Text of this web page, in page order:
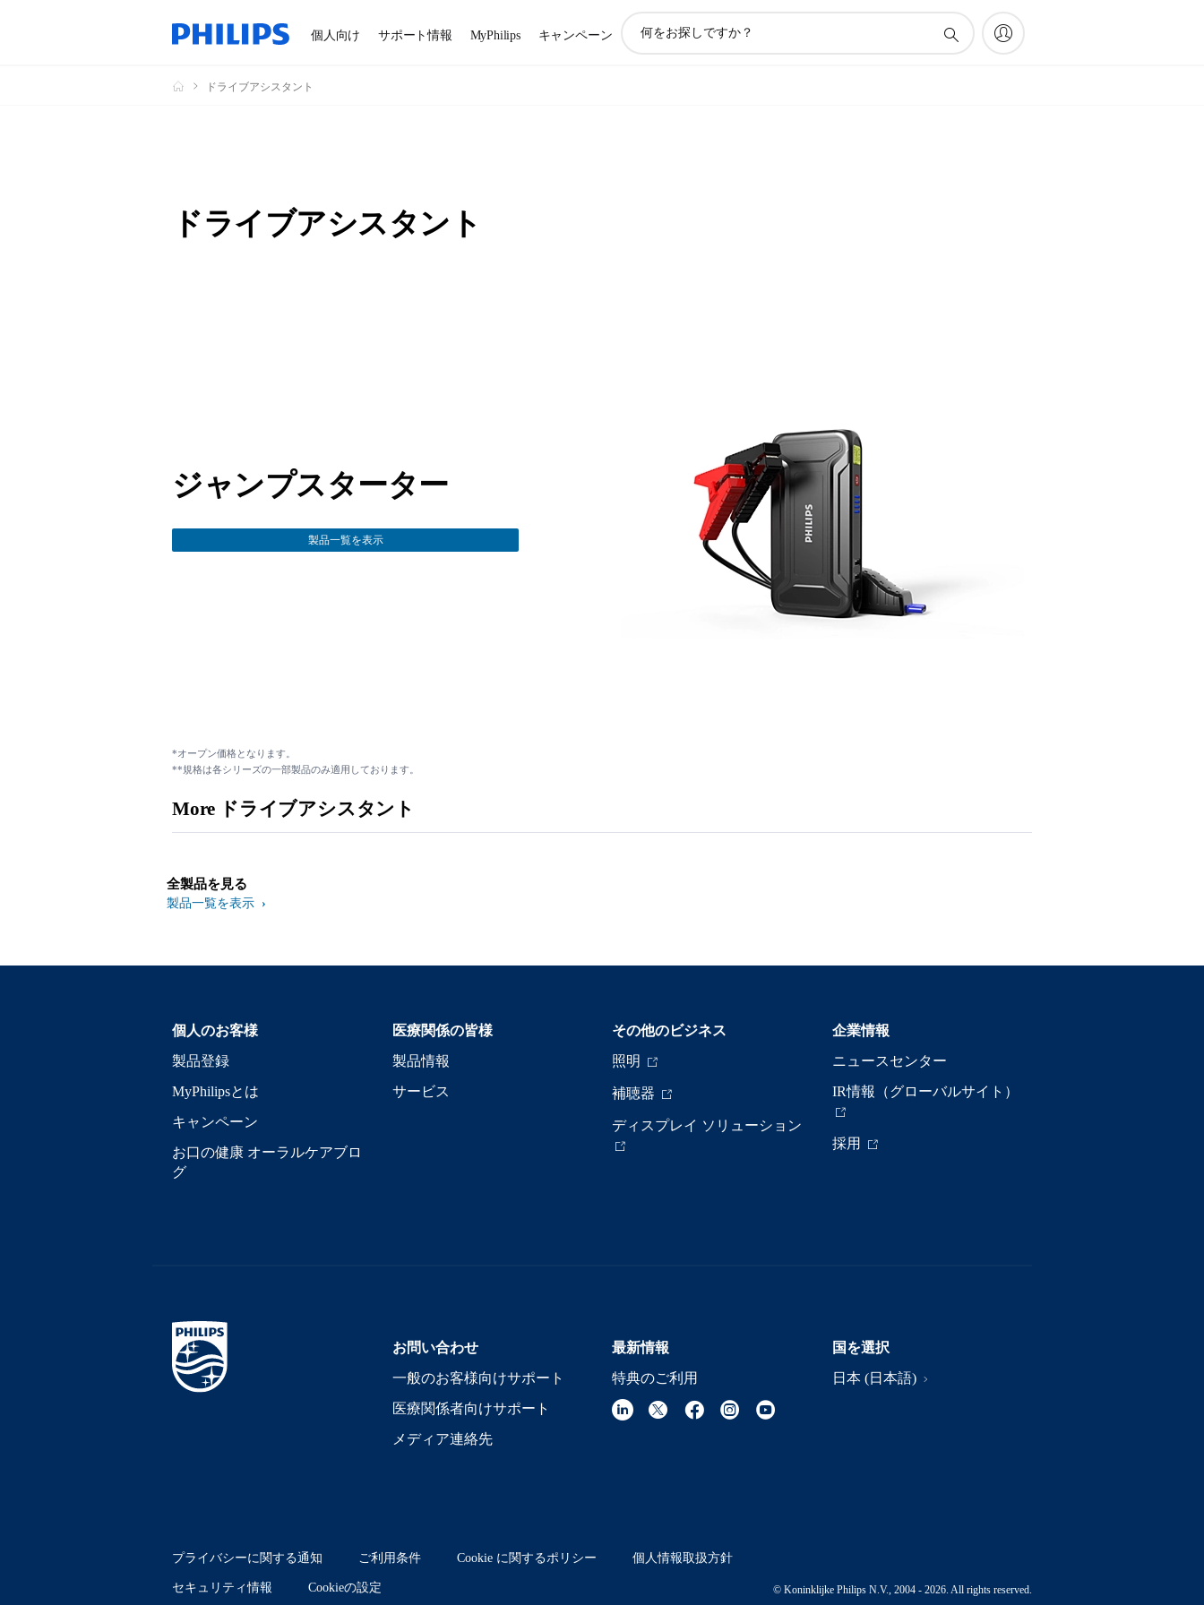
個人向け サポート情報 MyPhilips キャンペーン
ドライブアシスタント
ドライブアシスタント
ジャンプスターター
製品一覧を表示
*オープン価格となります。
**規格は各シリーズの一部製品のみ適用しております。
More ドライブアシスタント
全製品を見る
製品一覧を表示
個人のお客様
製品登録
MyPhilipsとは
キャンペーン
お口の健康 オーラルケアブロ
グ
医療関係の皆様
製品情報
サービス
その他のビジネス
照明
補聴器
ディスプレイ ソリューション
企業情報
ニュースセンター
IR情報（グローバルサイト）
採用
お問い合わせ
一般のお客様向けサポート
医療関係者向けサポート
メディア連絡先
最新情報
特典のご利用
国を選択
日本 (日本語)
プライバシーに関する通知 ご利用条件 Cookie に関するポリシー 個人情報取扱方針
セキュリティ情報 Cookieの設定 © Koninklijke Philips N.V., 2004 - 2026. All rights reserved.